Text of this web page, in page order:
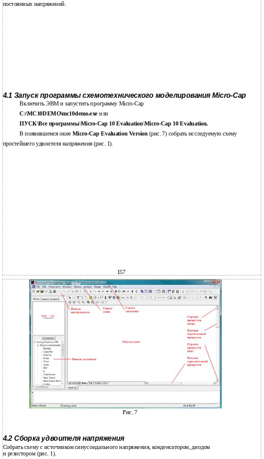
постоянных напряжений.
4.1 Запуск программы схемотехнического моделирования Micro-Cap
Включить ЭВМ и запустить программу Micro-Cap
C:\MC10DEMO\mc10demo.exeили
ПУСК\Все программы\Micro-Cap 10 Evaluation\Micro-Cap 10 Evaluation.
В появившемся окне Micro-CapEvaluation Version (рис. 7) собрать исследуемую схему
простейшего удвоителя напряжения (рис. 1).
157
Рис. 7
4.2 Сборка удвоителя напряжения
Собрать схему с источником синусоидального напряжения, конденсатором, диодом
и резистором (рис. 1).